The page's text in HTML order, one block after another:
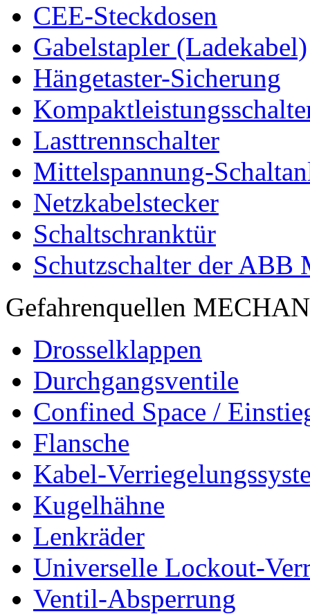
CEE-Steckdosen
Gabelstapler (Ladekabel)
Hängetaster-Sicherung
Lasttrennschalter
Mittelspannung-
Netzkabelstecker
Schaltschranktür
Schutzschalter der ABB
Gefahrenquellen
Drosselklappen
Durchgangsventile
Confined Space /
Flansche
Kabel-
Kugelhähne
Lenkräder
Universelle Lockout-
Ventil-Absperrung